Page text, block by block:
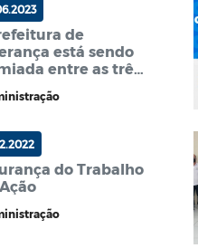
de
está sendo
entre as três
Institucional
Brasil 2023.
do Trabalho